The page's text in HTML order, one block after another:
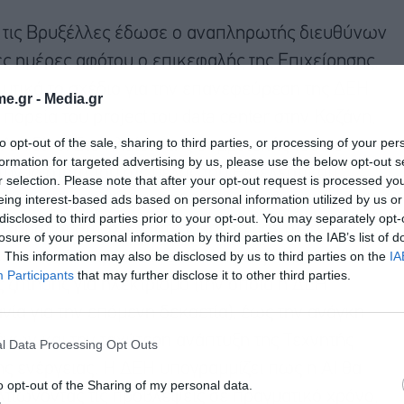
- Media.gr
opt-out of the sale, sharing to third parties, or processing of your
for targeted advertising by us, please use the below opt-out
selection. Please note that after your opt-out request is processed
interest-based ads based on personal information utilized by us
to third parties prior to your opt-out. You may separately
of your personal information by third parties on the IAB’s list of
This information may also be disclosed by us to third parties on the
Participants that may further disclose it to other third parties.
Data Processing Opt Outs
opt-out of the Sharing of my personal data.
τις Βρυξέλλες έδωσε ο αναπληρωτής διευθύνων
ημέρες αφότου ο επικεφαλής της Επιχείρησης,
το σχέδιο για την επανεφεύρεση της ΔΕΗ
του project του data center στην Κοζάνη,
Στο πλαίσιο της συμμετοχής του σε
ιδιότητά του ως μέλος του Εκτελεστικού
(του ευρωπαϊκού συνδέσμου των εταιρειών
ο κ. Πατεράκης τόνισε ότι η ΕΕ
και της εισβολής της ΑΙ στο
για ηλεκτρισμό (την οποία η ΔΕΗ
για την επόμενη δεκαετία), έως την ανάγκη
και την ταχύτερη ανάπτυξη της Τεχνητής
ενέργειας. Η ΔΕΗ υπογραμμίζει πως η ΑΙ θα
τις προβλέψεις σε πραγματικό χρόνο,